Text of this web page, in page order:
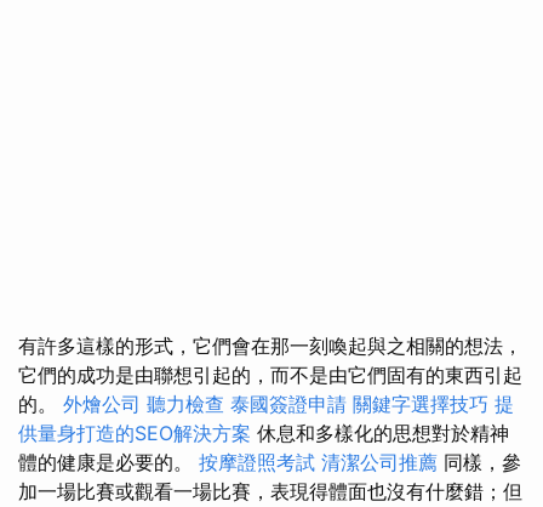
有許多這樣的形式，它們會在那一刻喚起與之相關的想法，
它們的成功是由聯想引起的，而不是由它們固有的東西引起
的。 外燴公司 聽力檢查 泰國簽證申請 關鍵字選擇技巧 提
供量身打造的SEO解決方案 休息和多樣化的思想對於精神
體的健康是必要的。 按摩證照考試 清潔公司推薦 同樣，參
加一場比賽或觀看一場比賽，表現得體面也沒有什麼錯；但